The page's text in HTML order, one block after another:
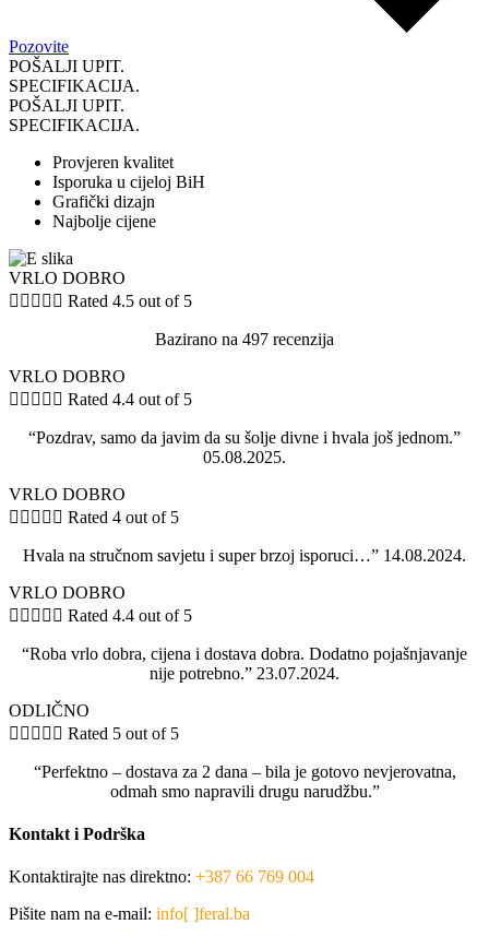
Pozovite
POŠALJI UPIT.
SPECIFIKACIJA.
POŠALJI UPIT.
SPECIFIKACIJA.
Provjeren kvalitet
Isporuka u cijeloj BiH
Grafički dizajn
Najbolje cijene
VRLO DOBRO
     Rated 4.5 out of 5
Bazirano na 497 recenzija
VRLO DOBRO
     Rated 4.4 out of 5
“Pozdrav, samo da javim da su šolje divne i hvala još jednom.”
05.08.2025.
VRLO DOBRO
     Rated 4 out of 5
Hvala na stručnom savjetu i super brzoj isporuci…” 14.08.2024.
VRLO DOBRO
     Rated 4.4 out of 5
“Roba vrlo dobra, cijena i dostava dobra. Dodatno pojašnjavanje
nije potrebno.” 23.07.2024.
ODLIČNO
     Rated 5 out of 5
“Perfektno – dostava za 2 dana – bila je gotovo nevjerovatna,
odmah smo napravili drugu narudžbu.”
Kontakt i Podrška
Kontaktirajte nas direktno: +387 66 769 004
Pišite nam na e-mail: info[ ]feral.ba